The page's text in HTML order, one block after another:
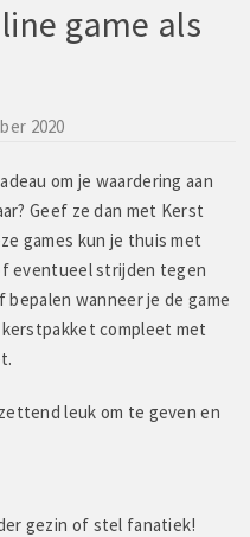
game als
2020
om je waardering aan
Geef ze dan met Kerst
games kun je thuis met
eventueel strijden tegen
bepalen wanneer je de game
compleet met
leuk om te geven en
gezin of stel fanatiek!